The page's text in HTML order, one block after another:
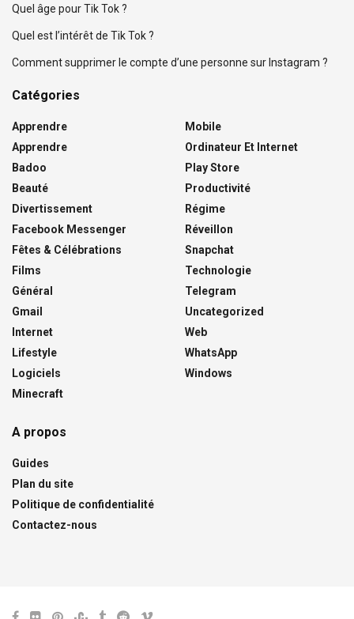
Quel âge pour Tik Tok ?
Quel est l’intérêt de Tik Tok ?
Comment supprimer le compte d’une personne sur Instagram ?
Catégories
Apprendre
Apprendre
Badoo
Beauté
Divertissement
Facebook Messenger
Fêtes & Célébrations
Films
Général
Gmail
Internet
Lifestyle
Logiciels
Minecraft
Mobile
Ordinateur Et Internet
Play Store
Productivité
Régime
Réveillon
Snapchat
Technologie
Telegram
Uncategorized
Web
WhatsApp
Windows
A propos
Guides
Plan du site
Politique de confidentialité
Contactez-nous